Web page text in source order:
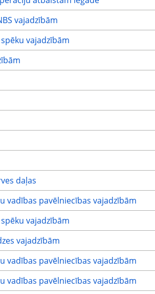
vajadzībām
vajadzībām
daļas
vadības pavēlniecības vajadzībām
vajadzībām
vajadzībām
vadības pavēlniecības vajadzībām
vadības pavēlniecības vajadzībām